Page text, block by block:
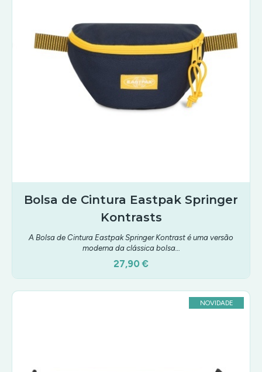
Bolsa de Cintura Eastpak Springer
Kontrasts
A Bolsa de Cintura Eastpak Springer Kontrast é uma versão
moderna da clássica bolsa…
27,90 €
NOVIDADE